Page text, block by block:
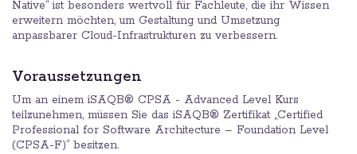
Native“ ist besonders wertvoll für Fachleute, die ihr Wissen
erweitern möchten, um Gestaltung und Umsetzung
anpassbarer Cloud-Infrastrukturen zu verbessern.
Voraussetzungen
Um an einem iSAQB® CPSA - Advanced Level Kurs
teilzunehmen, müssen Sie das iSAQB® Zertifikat „Certified
Professional for Software Architecture – Foundation Level
(CPSA-F)” besitzen.